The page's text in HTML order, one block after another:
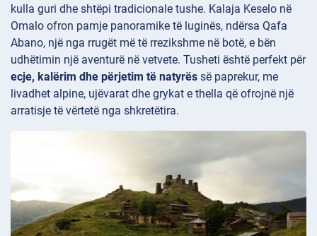
kulla guri dhe shtëpi tradicionale tushe. Kalaja Keselo në
Omalo ofron pamje panoramike të luginës, ndërsa Qafa
Abano, një nga rrugët më të rrezikshme në botë, e bën
udhëtimin një aventurë në vetvete. Tusheti është perfekt për
ecje, kalërim dhe përjetim të natyrës së paprekur, me
livadhet alpine, ujëvarat dhe grykat e thella që ofrojnë një
arratisje të vërtetë nga shkretëtira.